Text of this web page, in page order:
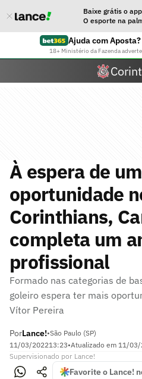
Baixe grátis o
O esporte na
Ajuda com Aposta?
18+ Ministério da Fazenda
À espera de
oportunidade
Corinthians,
completa um
profissional
Formado nas categorias de
goleiro espera ter mais
Vítor Pereira
PorLance!•São Paulo (SP)
11/03/202213:23•Atualizado em 11/03/
Supervisionado por Lance!
Favorite o Lance!